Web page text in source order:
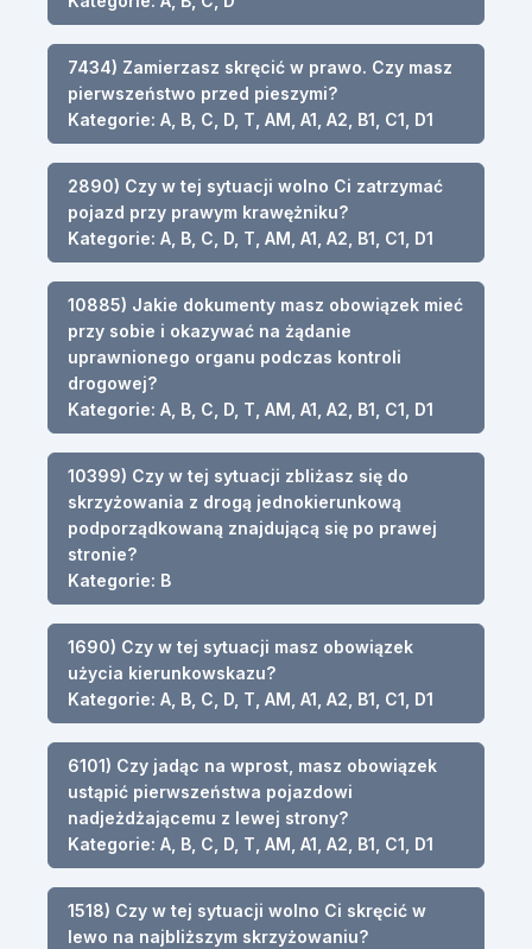
7434) Zamierzasz skręcić w prawo. Czy masz
pierwszeństwo przed pieszymi?
Kategorie: A, B, C, D, T, AM, A1, A2, B1, C1, D1
2890) Czy w tej sytuacji wolno Ci zatrzymać
pojazd przy prawym krawężniku?
Kategorie: A, B, C, D, T, AM, A1, A2, B1, C1, D1
10885) Jakie dokumenty masz obowiązek mieć
przy sobie i okazywać na żądanie
uprawnionego organu podczas kontroli
drogowej?
Kategorie: A, B, C, D, T, AM, A1, A2, B1, C1, D1
10399) Czy w tej sytuacji zbliżasz się do
skrzyżowania z drogą jednokierunkową
podporządkowaną znajdującą się po prawej
stronie?
Kategorie: B
1690) Czy w tej sytuacji masz obowiązek
użycia kierunkowskazu?
Kategorie: A, B, C, D, T, AM, A1, A2, B1, C1, D1
6101) Czy jadąc na wprost, masz obowiązek
ustąpić pierwszeństwa pojazdowi
nadjeżdżającemu z lewej strony?
Kategorie: A, B, C, D, T, AM, A1, A2, B1, C1, D1
1518) Czy w tej sytuacji wolno Ci skręcić w
lewo na najbliższym skrzyżowaniu?